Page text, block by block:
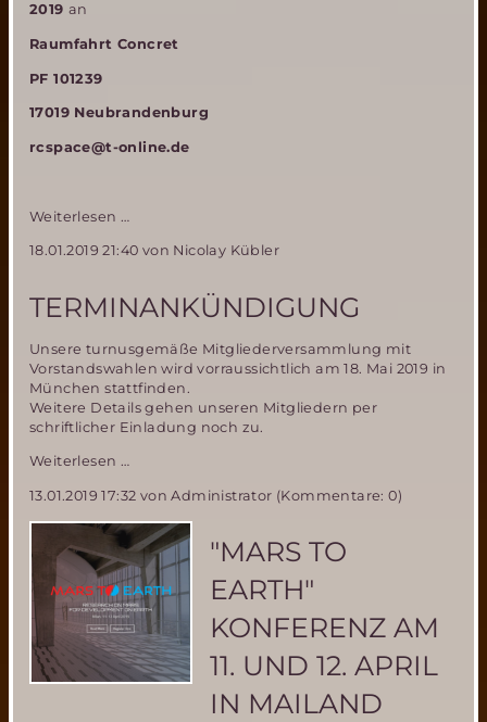
2019 an
Raumfahrt Concret
PF 101239
17019 Neubrandenburg
rcspace@t-online.de
Weiterlesen …
Vorschlag
für
Raumfahrt
engagierten
Person
oder
Gruppe
Verleihung
des
MERIDIANS"
18.01.2019 21:40 von Nicolay Kübler
TERMINANKÜNDIGUNG
Unsere turnusgemäße Mitgliederversammlung mit
Vorstandswahlen wird vorraussichtlich am 18. Mai 2019 in
München stattfinden.
Weitere Details gehen unseren Mitgliedern per
schriftlicher Einladung noch zu.
Weiterlesen …
13.01.2019 17:32 von Administrator (Kommentare: 0)
"MARS TO
EARTH"
KONFERENZ AM
11. UND 12. APRIL
IN MAILAND